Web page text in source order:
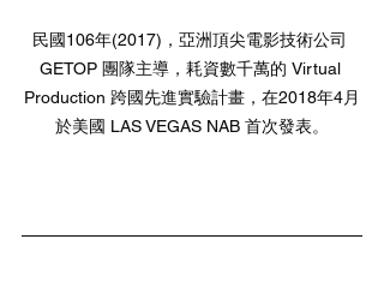
民國106年(2017)，亞洲頂尖電影技術公司
GETOP 團隊主導，耗資數千萬的 Virtual
Production 跨國先進實驗計畫，在2018年4月
於美國 LAS VEGAS NAB 首次發表。